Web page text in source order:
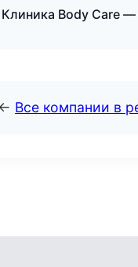
Клиника Body Care —
← Все компании в